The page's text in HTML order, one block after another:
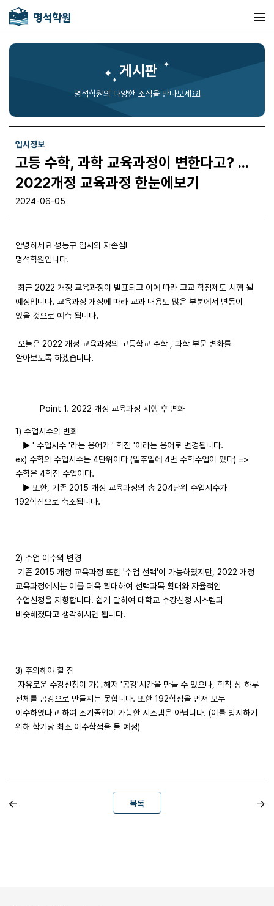
게시판
명석학원의 다양한 소식을 만나보세요!
입시정보
고등 수학, 과학 교육과정이 변한다고? ...
2022개정 교육과정 한눈에보기
2024-06-05
안녕하세요 성동구 입시의 자존심!
명석학원입니다.
최근 2022 개정 교육과정이 발표되고 이에 따라 고교 학점제도 시행 될
예정입니다. 교육과정 개정에 따라 교과 내용도 많은 부분에서 변동이
있을 것으로 예측 됩니다.
오늘은 2022 개정 교육과정의 고등학교 수학 , 과학 부문 변화를
알아보도록 하겠습니다.
Point 1. 2022 개정 교육과정 시행 후 변화
1) 수업시수의 변화
▶ ' 수업시수 '라는 용어가 ' 학점 '이라는 용어로 변경됩니다.
ex) 수학의 수업시수는 4단위이다 (일주일에 4번 수학수업이 있다) =>
수학은 4학점 수업이다.
▶ 또한, 기존 2015 개정 교육과정의 총 204단위 수업시수가
192학점으로 축소됩니다.
2) 수업 이수의 변경
기존 2015 개정 교육과정 또한 '수업 선택'이 가능하였지만, 2022 개정
교육과정에서는 이를 더욱 확대하여 선택과목 확대와 자율적인
수업신청을 지향합니다. 쉽게 말하여 대학교 수강신청 시스템과
비슷해졌다고 생각하시면 됩니다.
3) 주의해야 할 점
자유로운 수강신청이 가능해져 '공강'시간을 만들 수 있으나, 학칙 상 하루
전체를 공강으로 만들지는 못합니다. 또한 192학점을 먼저 모두
이수하였다고 하여 조기졸업이 가능한 시스템은 아닙니다. (이를 방지하기
위해 학기당 최소 이수학점을 둘 예정)
목록